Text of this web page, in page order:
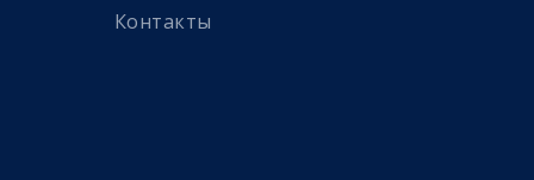
Контакты